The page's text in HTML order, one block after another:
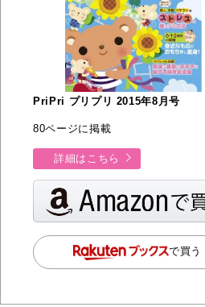
PriPri プリプリ 2015年8月号
80ページに掲載
詳細はこちら
で買う